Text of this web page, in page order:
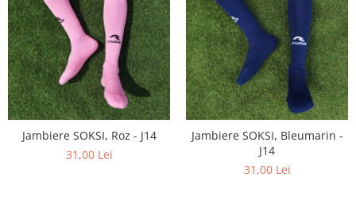
Jambiere SOKSI, Roz - J14
31,00 Lei
Jambiere SOKSI, Bleumarin -
J14
31,00 Lei